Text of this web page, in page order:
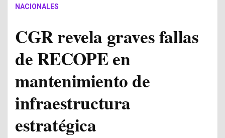
NACIONALES
CGR revela graves fallas
de RECOPE en
mantenimiento de
infraestructura
estratégica